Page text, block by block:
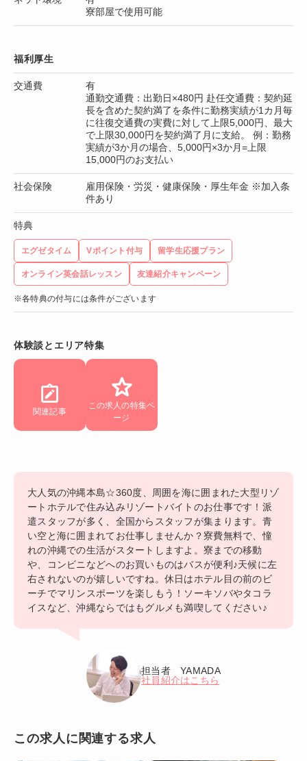
寮部屋で使用可能
福利厚生
交通費
有
通勤交通費：出勤日×480円 赴任交通費：契約延
長を含めた契約満了を条件に勤務実績が1カ月毎
に往復交通費の実費に対して上限5,000円、最大
で上限30,000円を契約満了月に支給。 例：勤務
実績が3か月の場合、5,000円×3か月=上限
15,000円のお支払い
社会保険
雇用保険・労災・健康保険・厚生年金 ※加入条
件あり
特典
エグゼタイム Vポイント付与 留学生応援プラン
オンライン英会話レッスン 友達紹介キャンペーン
※各特典の付与には条件がございます
体験談とエリア特集
関連記事
この求人の特集ペ
ージ
大人気の沖縄本島☆360度、周囲を海に囲まれた大型リゾ
ートホテルで住み込みリゾートバイトのお仕事です！派
遣スタッフが多く、全国からスタッフが集まります。青
い空と海に囲まれてお仕事しませんか？寮費無料で、憧
れの沖縄での生活がスタートしますよ。寮までの移動
や、コンビニなどへのお買いものはバスが便利♪天候に左
右されないのが嬉しいですね。休日はホテル目の前のビ
ーチでマリンスポーツを楽しもう！ソーキソバやタコラ
イスなど、沖縄ならではもグルメも満喫してください♪
担当者 YAMADA
社員紹介はこちら
この求人に関連する求人